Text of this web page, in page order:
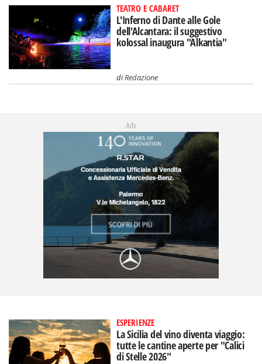
TEATRO E CABARET
L'Inferno di Dante alle Gole
dell'Alcantara: il suggestivo
kolossal inaugura "Alkantia"
diRedazione
Adv
ESPERIENZE
La Sicilia del vino diventa viaggio:
tutte le cantine aperte per "Calici
di Stelle 2026"